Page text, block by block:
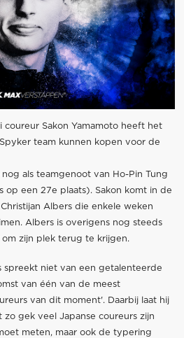
coureur Sakon Yamamoto heeft het
team kunnen kopen voor de
als teamgenoot van Ho-Pin Tung
op een 27e plaats). Sakon komt in de
Albers die enkele weken
Albers is overigens nog steeds
zijn plek terug te krijgen.
spreekt niet van een getalenteerde
van één van de meest
van dit moment'. Daarbij laat hij
gek veel Japanse coureurs zijn
meten, maar ook de typering